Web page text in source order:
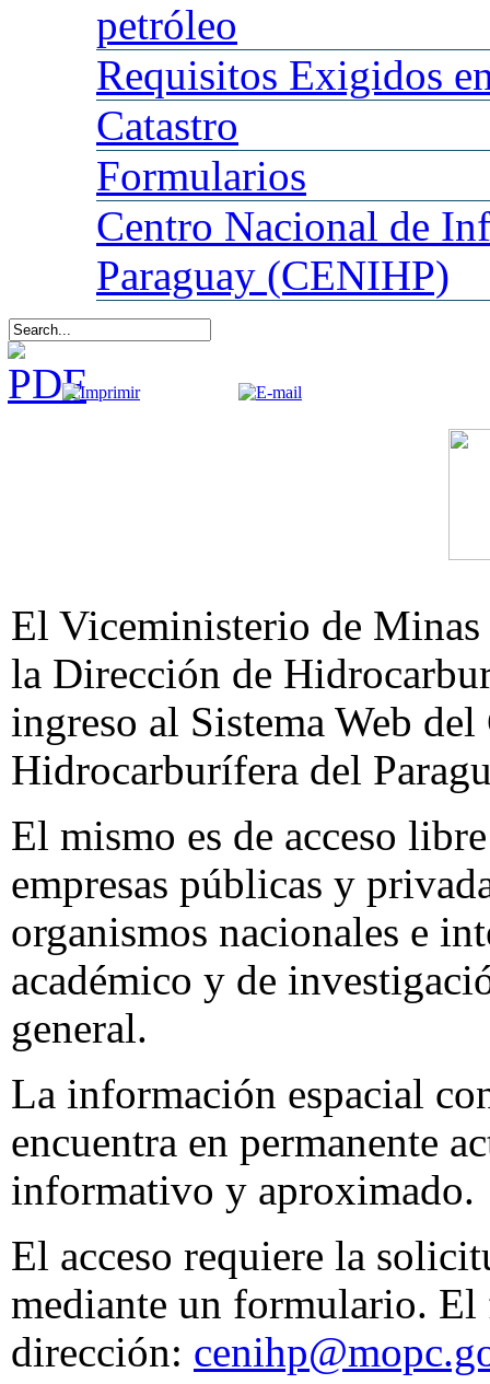
petróleo
Requisitos Exigidos
Catastro
Formularios
Centro Nacional de
Paraguay (CENIHP)
El Viceministerio de
la Dirección de
ingreso al Sistema Web
Hidrocarburífera del
El mismo es de acceso
empresas públicas y
organismos nacionales e
académico y de
general.
La información espacial
encuentra en permanente
informativo y aproximado.
El acceso requiere la
mediante un formulario.
dirección: